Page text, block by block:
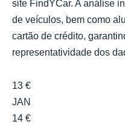
site FindYCar. A análise
de veículos, bem como
cartão de crédito,
representatividade dos
13 €
JAN
14 €